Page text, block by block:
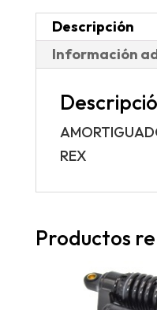
Descripción
Información
REX
Productos